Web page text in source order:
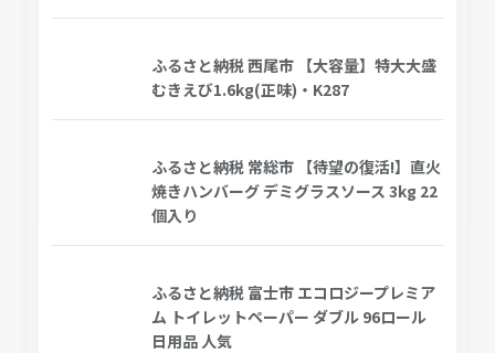
ふるさと納税 西尾市 【大容量】特大大盛
むきえび1.6kg(正味)・K287
ふるさと納税 常総市 【待望の復活!】直火
焼きハンバーグ デミグラスソース 3kg 22
個入り
ふるさと納税 富士市 エコロジープレミア
ム トイレットペーパー ダブル 96ロール
日用品 人気